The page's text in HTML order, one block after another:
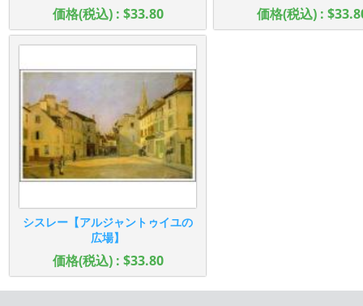
価格(税込) : $33.80 価格(税込) :
シスレー【アルジャントゥイユの
広場】
価格(税込) : $33.80